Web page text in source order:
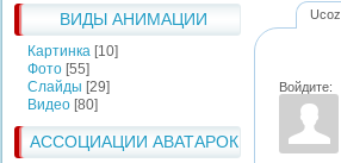
ВИДЫ АНИМАЦИИ
Картинка [10]
Фото [55]
Слайды [29]
Видео [80]
АССОЦИАЦИИ АВАТАРОК
Ucoz
Войдите: